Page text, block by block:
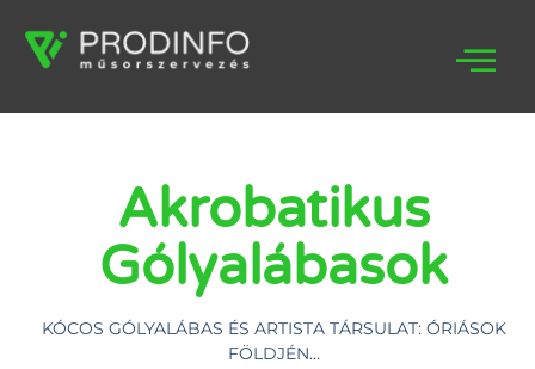
Akrobatikus
Gólyalábasok
KÓCOS GÓLYALÁBAS ÉS ARTISTA TÁRSULAT: ÓRIÁSOK
FÖLDJÉN…